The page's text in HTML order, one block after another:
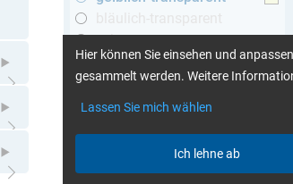
Untermenü öffnen
Untermenü öffnen
schwarz
Hier können Sie einsehen und
gesammelt werden. Weitere
Lassen Sie mich wählen
Ich lehne ab